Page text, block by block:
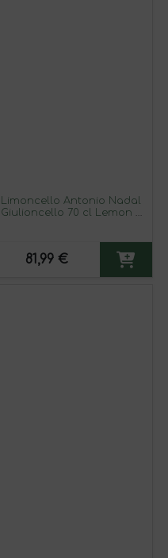
Limoncello Antonio Nadal
Giulioncello 70 cl Lemon —
81,99 €